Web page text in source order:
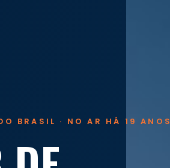
BRASIL · NO AR HÁ 19 ANOS